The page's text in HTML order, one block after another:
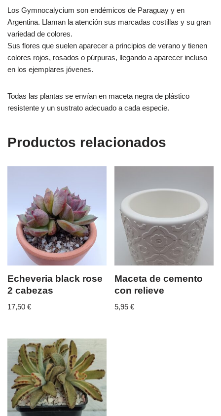
Los Gymnocalycium son endémicos de Paraguay y en
Argentina. Llaman la atención sus marcadas costillas y su gran
variedad de colores.
Sus flores que suelen aparecer a principios de verano y tienen
colores rojos, rosados o púrpuras, llegando a aparecer incluso
en los ejemplares jóvenes.
Todas las plantas se envían en maceta negra de plástico
resistente y un sustrato adecuado a cada especie.
Productos relacionados
Echeveria black rose
2 cabezas
17,50 €
Maceta de cemento
con relieve
5,95€